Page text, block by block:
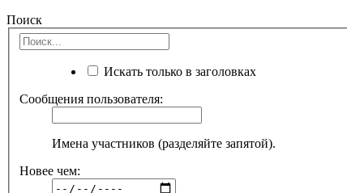
Поиск
Искать только в заголовках
Сообщения пользователя:
Имена участников (разделяйте запятой).
Новее чем: